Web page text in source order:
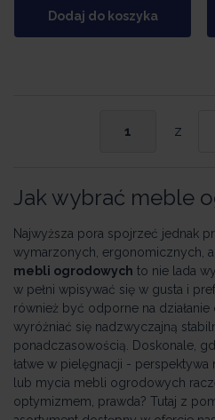
Dodaj do koszyka
1 z
Jak wybrać meble
Najwyższa pora spojrzeć jednak
wymarzonych, ergonomicznych,
mebli ogrodowych to nie lada
w pełni wpisywać się w gusta i
również być odporne na
wyróżniać się nadzwyczajną
ponadczasowością. Doskonale,
łatwe w pielęgnacji - perspektywa
lub mycia mebli ogrodowych
optymizmem, prawda? Tutaj z